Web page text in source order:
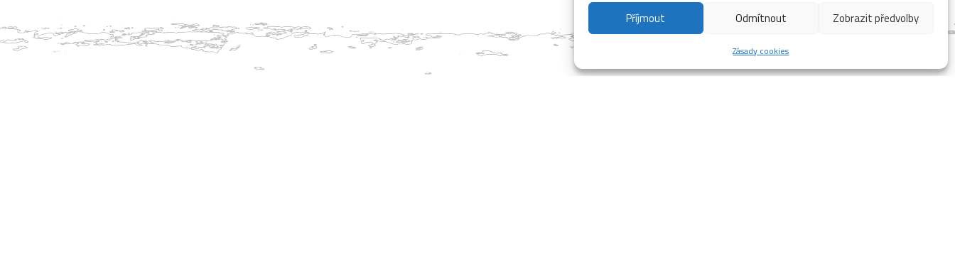
Příjmout Odmítnout Zobrazit předvolby
Zásady cookies